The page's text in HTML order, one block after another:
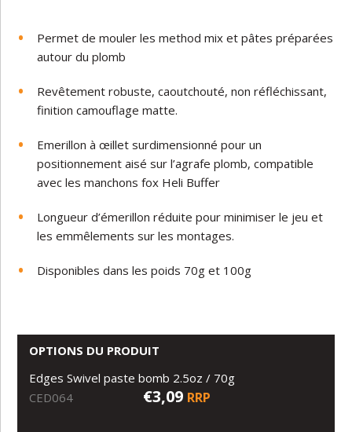
Permet de mouler les method mix et pâtes préparées
autour du plomb
Revêtement robuste, caoutchouté, non réfléchissant,
finition camouflage matte.
Emerillon à œillet surdimensionné pour un
positionnement aisé sur l’agrafe plomb, compatible
avec les manchons fox Heli Buffer
Longueur d’émerillon réduite pour minimiser le jeu et
les emmêlements sur les montages.
Disponibles dans les poids 70g et 100g
OPTIONS DU PRODUIT
Edges Swivel paste bomb 2.5oz / 70g
CED064
€3,09 RRP